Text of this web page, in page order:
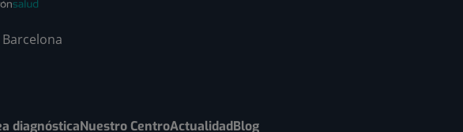
diagnósticaNuestro CentroActualidadBlog